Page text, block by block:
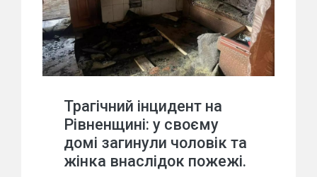
Трагічний інцидент на
Рівненщині: у своєму
домі загинули чоловік та
жінка внаслідок пожежі.